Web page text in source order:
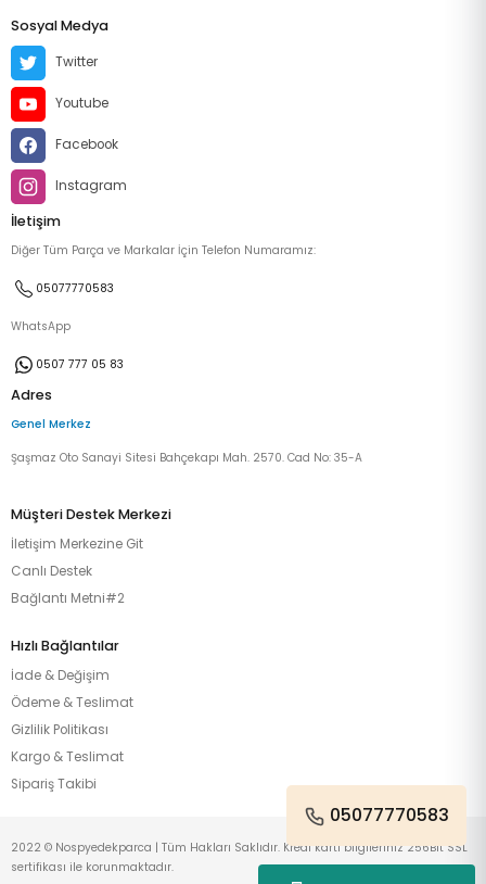
Sosyal Medya
Twitter
Youtube
Facebook
Instagram
İletişim
Diğer Tüm Parça ve Markalar İçin Telefon Numaramız:
05077770583
WhatsApp
0507 777 05 83
Adres
Genel Merkez
Şaşmaz Oto Sanayi Sitesi Bahçekapı Mah. 2570. Cad No: 35-A
Müşteri Destek Merkezi
İletişim Merkezine Git
Canlı Destek
Bağlantı Metni#2
Hızlı Bağlantılar
İade & Değişim
Ödeme & Teslimat
Gizlilik Politikası
Kargo & Teslimat
Sipariş Takibi
05077770583
2022 © Nospyedekparca | Tüm Hakları Saklıdır. Kredi kartı bilgileriniz 256Bit SSL
sertifikası ile korunmaktadır.